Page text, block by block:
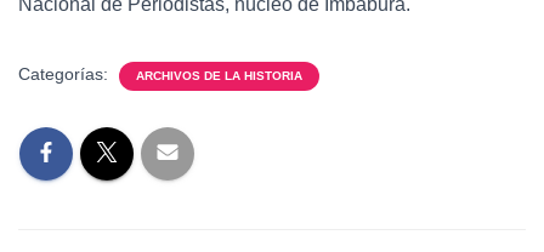
Nacional de Periodistas, núcleo de Imbabura.
Categorías: ARCHIVOS DE LA HISTORIA